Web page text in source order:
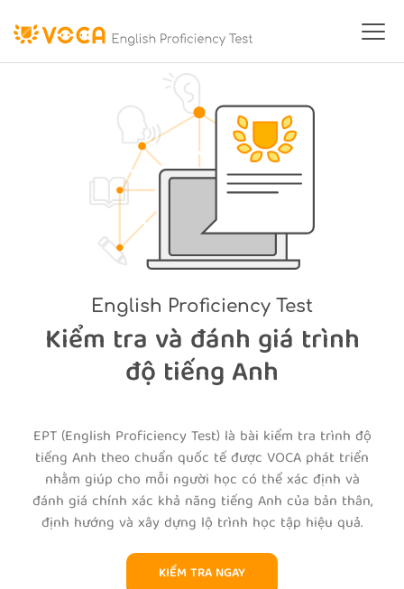
English Proﬁciency Test
Kiểm tra và đánh giá trình
độ tiếng Anh
EPT (English Proﬁciency Test) là bài kiểm tra trình độ
tiếng Anh theo chuẩn quốc tế được VOCA phát triển
nhằm giúp cho mỗi người học có thể xác định và
đánh giá chính xác khả năng tiếng Anh của bản thân,
định hướng và xây dựng lộ trình học tập hiệu quả.
KIỂM TRA NGAY